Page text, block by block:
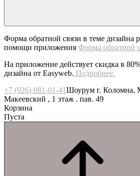
Форма обратной связи в теме дизайна
помощи приложения Форма обратной
На приложение действует скидка в
дизайна от Easyweb. Подробнее.
+7 (926) 081-01-41Шоурум г. Коломна,
Макеевский , 1 этаж . пав. 49
Корзина
Пуста